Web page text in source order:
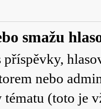
smažu
příspěvky,
nebo
(toto je